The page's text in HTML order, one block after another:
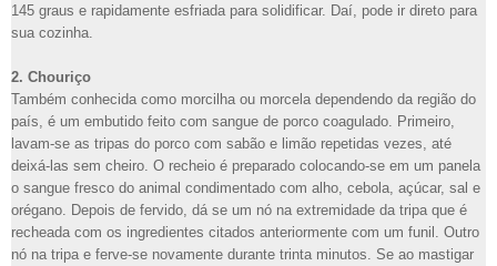
145 graus e rapidamente esfriada para solidificar. Daí, pode ir direto para
sua cozinha.
2. Chouriço
Também conhecida como morcilha ou morcela dependendo da região do
país, é um embutido feito com sangue de porco coagulado. Primeiro,
lavam-se as tripas do porco com sabão e limão repetidas vezes, até
deixá-las sem cheiro. O recheio é preparado colocando-se em um panela
o sangue fresco do animal condimentado com alho, cebola, açúcar, sal e
orégano. Depois de fervido, dá se um nó na extremidade da tripa que é
recheada com os ingredientes citados anteriormente com um funil. Outro
nó na tripa e ferve-se novamente durante trinta minutos. Se ao mastigar